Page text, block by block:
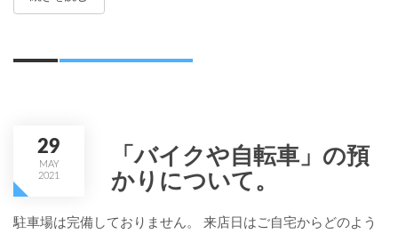
29
MAY
2021
「バイクや自転車」の預
かりについて。
駐車場は完備しておりません。 来店日はご自宅からどのよう